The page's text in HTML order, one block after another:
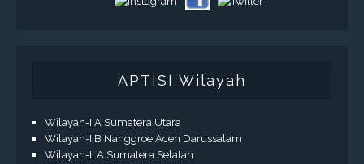
APTISI Wilayah
Wilayah-I A Sumatera Utara
Wilayah-I B Nanggroe Aceh Darussalam
Wilayah-II A Sumatera Selatan